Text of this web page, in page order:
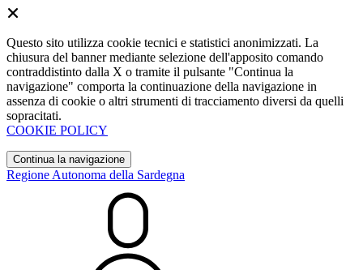
Questo sito utilizza cookie tecnici e statistici anonimizzati. La
chiusura del banner mediante selezione dell'apposito comando
contraddistinto dalla X o tramite il pulsante "Continua la
navigazione" comporta la continuazione della navigazione in
assenza di cookie o altri strumenti di tracciamento diversi da quelli
sopracitati.
COOKIE POLICY
Continua la navigazione
Regione Autonoma della Sardegna